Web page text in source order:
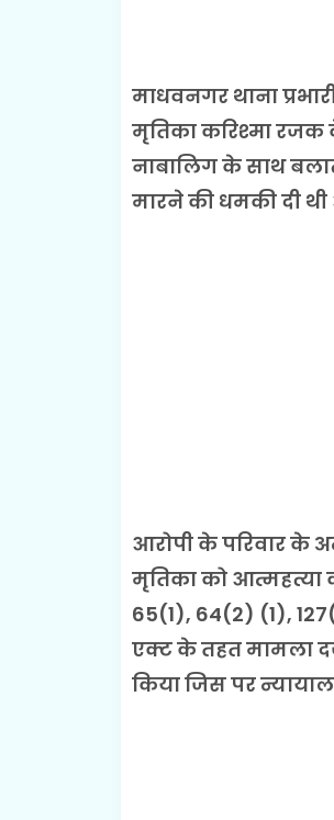
माधवनगर थाना
मृतिका करिश्मा रजक
नाबालिग के साथ
मारने की धमकी दी
आरोपी के परिवार के
मृतिका को आत्महत्या
65(1), 64(2) (1),
एक्ट के तहत मामला
किया जिस पर